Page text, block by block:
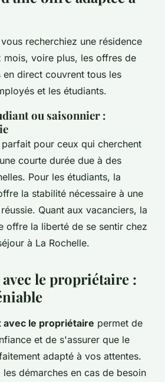
recherchiez une résidence
mois, voire plus, les offres de
en direct couvrent tous les
et les étudiants.
ou saisonnier :
pour ceux qui cherchent
courte durée due à des
Pour les étudiants, la
la stabilité nécessaire à une
Quant aux vacanciers, la
offre la liberté de se sentir chez
à La Rochelle.
le propriétaire :
le propriétaire permet de
et de s'assurer que le
adapté à vos attentes.
démarches en cas de besoin